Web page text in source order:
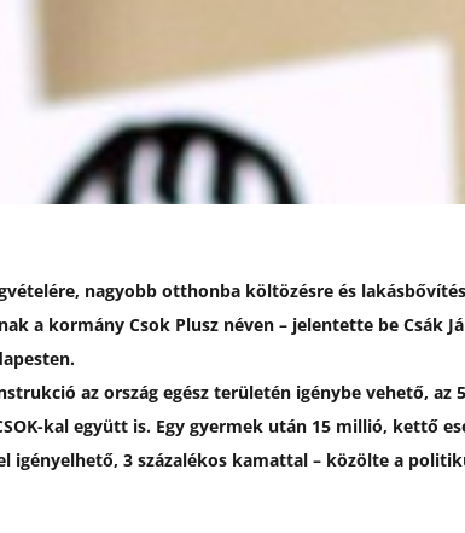
nagyobb otthonba költözésre és
a kormány Csok Plusz néven – jelentette be Csák
az ország egész területén igénybe vehető, az
kal együtt is. Egy gyermek után 15 millió, kettő
igényelhető, 3 százalékos kamattal – közölte a